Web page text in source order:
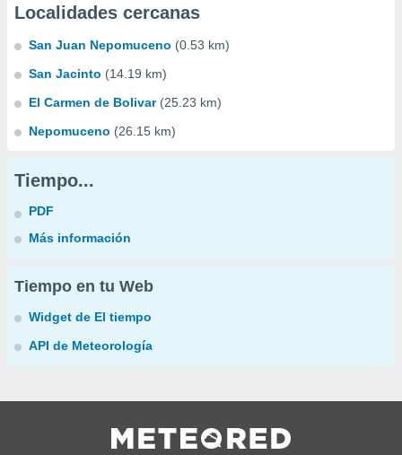
Localidades cercanas
San Juan Nepomuceno (0.53 km)
San Jacinto (14.19 km)
El Carmen de Bolivar (25.23 km)
Nepomuceno (26.15 km)
Tiempo...
PDF
Más información
Tiempo en tu Web
Widget de El tiempo
API de Meteorología